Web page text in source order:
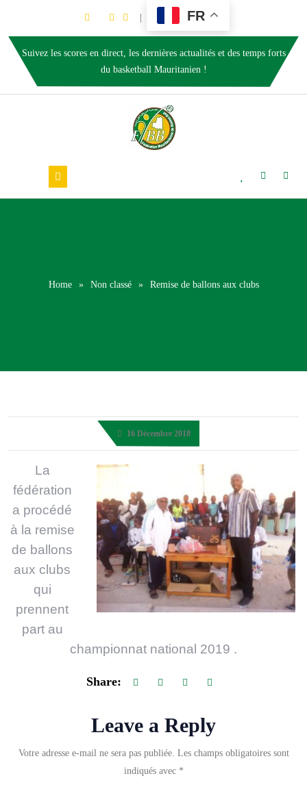
FR
Suivez les scores en direct, les dernières actualités et des temps forts
du basketball Mauritanien !
Home » Non classé » Remise de ballons aux clubs
16 Décembre 2018
La
fédération
a procédé
à la remise
de ballons
aux clubs
qui
prennent
part au
championnat national 2019 .
Share:
Leave a Reply
Votre adresse e-mail ne sera pas publiée. Les champs obligatoires sont
indiqués avec *